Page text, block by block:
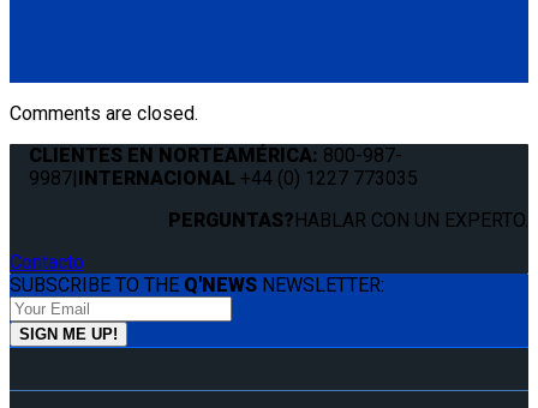
Comments are closed.
CLIENTES EN NORTEAMÉRICA: 800-987-
9987|INTERNACIONAL +44 (0) 1227 773035
PERGUNTAS?HABLAR CON UN EXPERTO.
Contacto
SUBSCRIBE TO THE Q'NEWS NEWSLETTER: